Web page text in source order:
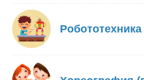
Робототехника